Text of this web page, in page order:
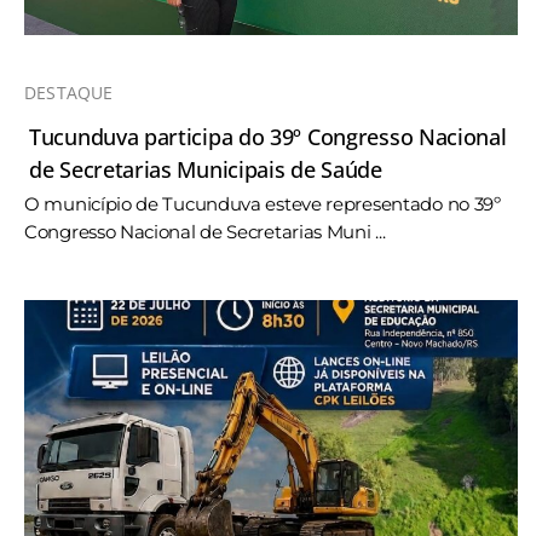
DESTAQUE
Tucunduva participa do 39º Congresso Nacional
de Secretarias Municipais de Saúde
O município de Tucunduva esteve representado no 39º
Congresso Nacional de Secretarias Muni ...